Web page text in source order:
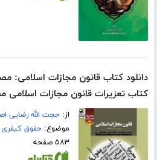
کتاب تعزیرات قانون مجازات اسلامی
از:حجت الله رضایی
موضوع:حقوق کیفری
۵۸۳ صفحه